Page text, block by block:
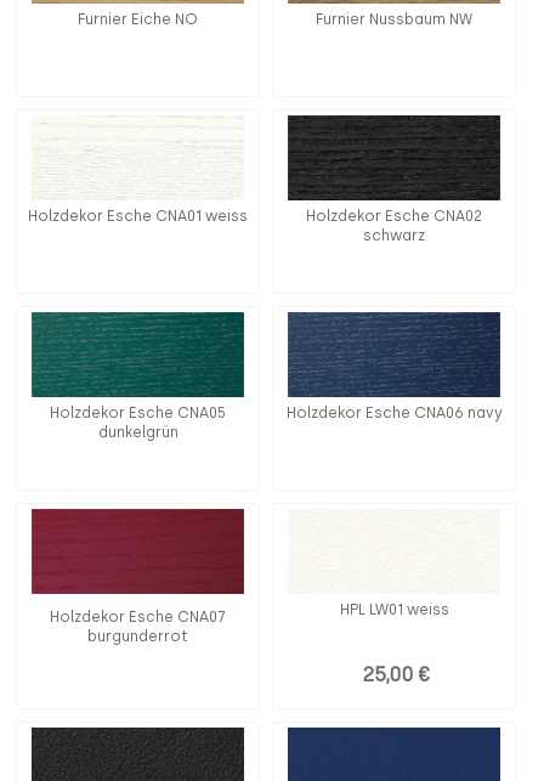
Furnier Eiche NO Furnier Nussbaum NW
Holzdekor Esche CNA01 weiss
Holzdekor Esche CNA02
schwarz
Holzdekor Esche CNA05
dunkelgrün
Holzdekor Esche CNA06 navy
Holzdekor Esche CNA07
burgunderrot
HPL LW01 weiss
25,00 €